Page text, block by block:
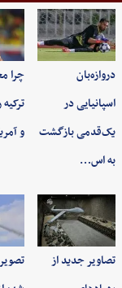
دروازه‌بان
اسپانیایی در
یک‌قدمی بازگشت
به اس…
چرا
و
تصاویر جدید از